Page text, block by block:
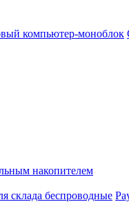
компьютер-моноблок
накопителем
склада беспроводные